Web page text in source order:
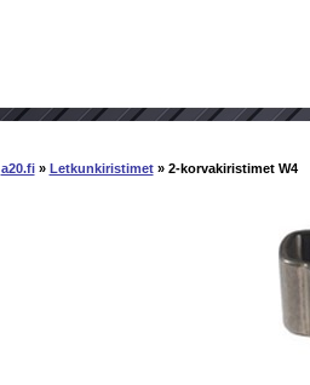
a20.fi» Letkunkiristimet» 2-korvakiristimet W4